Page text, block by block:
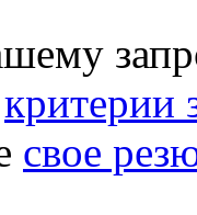
критерии
свое